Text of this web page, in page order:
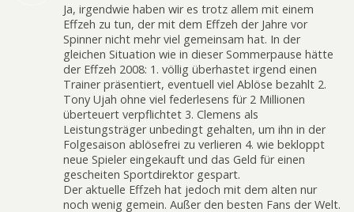
Ja, irgendwie haben wir es trotz allem mit einem
Effzeh zu tun, der mit dem Effzeh der Jahre vor
Spinner nicht mehr viel gemeinsam hat. In der
gleichen Situation wie in dieser Sommerpause hätte
der Effzeh 2008: 1. völlig überhastet irgend einen
Trainer präsentiert, eventuell viel Ablöse bezahlt 2.
Tony Ujah ohne viel federlesens für 2 Millionen
überteuert verpflichtet 3. Clemens als
Leistungsträger unbedingt gehalten, um ihn in der
Folgesaison ablösefrei zu verlieren 4. wie bekloppt
neue Spieler eingekauft und das Geld für einen
gescheiten Sportdirektor gespart.
Der aktuelle Effzeh hat jedoch mit dem alten nur
noch wenig gemein. Außer den besten Fans der Welt.